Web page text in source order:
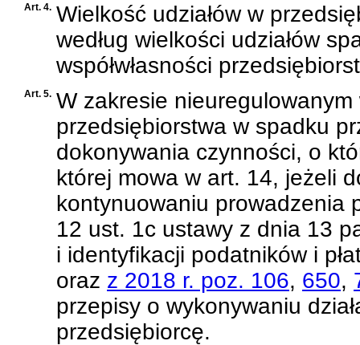
Art. 4. Wielkość udziałów w
według wielkości udziałów
współwłasności
Art. 5. W zakresie
przedsiębiorstwa w spadku
dokonywania czynności, o
której mowa w art. 14, jeżeli
kontynuowaniu prowadzenia
12 ust. 1c ustawy z dnia 13
i identyfikacji podatników i
oraz z 2018 r. poz. 106, 650,
przepisy o wykonywaniu
przedsiębiorcę.